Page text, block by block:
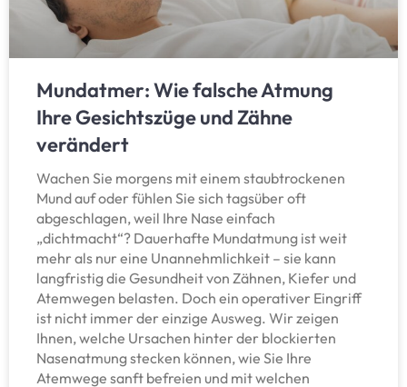
Mundatmer: Wie falsche Atmung
Ihre Gesichtszüge und Zähne
verändert
Wachen Sie morgens mit einem staubtrockenen
Mund auf oder fühlen Sie sich tagsüber oft
abgeschlagen, weil Ihre Nase einfach
„dichtmacht“? Dauerhafte Mundatmung ist weit
mehr als nur eine Unannehmlichkeit – sie kann
langfristig die Gesundheit von Zähnen, Kiefer und
Atemwegen belasten. Doch ein operativer Eingriff
ist nicht immer der einzige Ausweg. Wir zeigen
Ihnen, welche Ursachen hinter der blockierten
Nasenatmung stecken können, wie Sie Ihre
Atemwege sanft befreien und mit welchen